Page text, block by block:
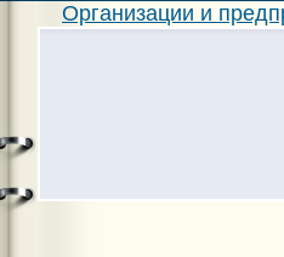
Организации и